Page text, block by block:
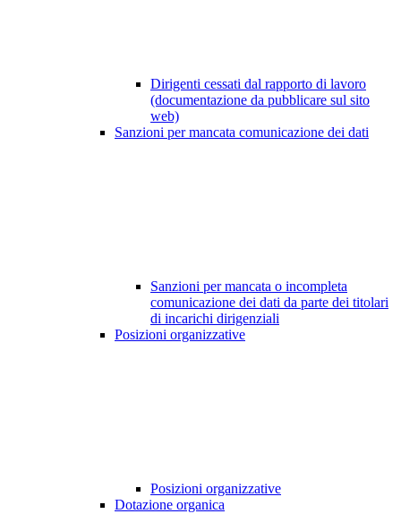
Dirigenti cessati dal rapporto di lavoro
(documentazione da pubblicare sul sito
web)
Sanzioni per mancata comunicazione dei dati
Sanzioni per mancata o incompleta
comunicazione dei dati da parte dei titolari
di incarichi dirigenziali
Posizioni organizzative
Posizioni organizzative
Dotazione organica